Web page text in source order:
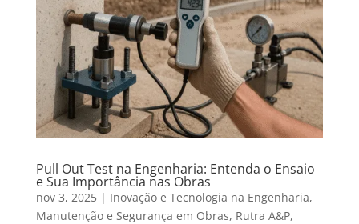
Pull Out Test na Engenharia: Entenda o Ensaio
e Sua Importância nas Obras
nov 3, 2025| Inovação e Tecnologia na Engenharia,
Manutenção e Segurança em Obras, Rutra A&P,